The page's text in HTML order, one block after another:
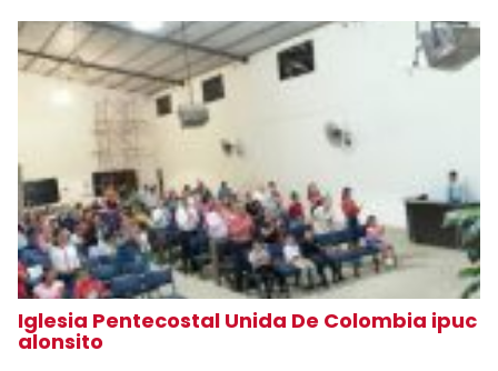
Iglesia Pentecostal Unida De Colombia ipuc
alonsito